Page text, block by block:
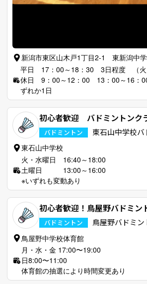
新潟市東区山木戸1丁目2-1 東新潟中
平日 17：00～18：30 3日程度 （火
休日 9：00～12：00 13：00～16：
ずれか1日
初心者歓迎 バドミントンク
バドミントン 東石山中学校
東石山中学校
火・水曜日 16:40～18:00
土曜日 13:00～16:00
※いずれも変動あり
初心者歓迎！鳥屋野バドミン
バドミントン 鳥屋野バドミ
鳥屋野中学校体育館
月・水・金 17:00〜19:00
日8:00〜11:00
体育館の抽選により時間変更あり